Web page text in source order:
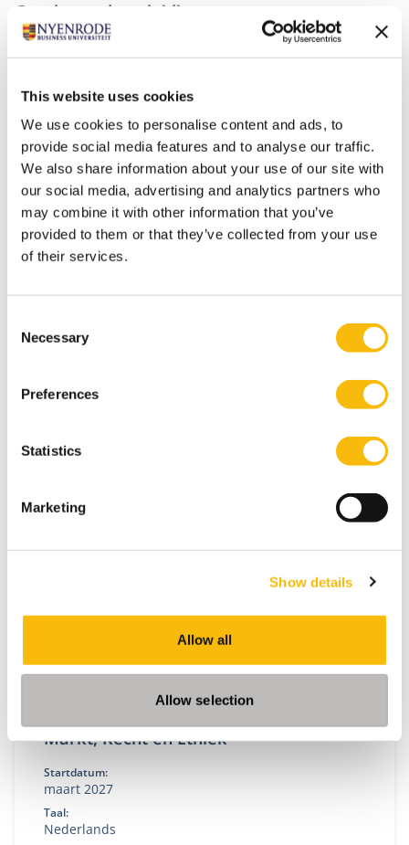
This website uses cookies
We use cookies to personalise content and ads, to
provide social media features and to analyse our traffic.
We also share information about your use of our site with
our social media, advertising and analytics partners who
may combine it with other information that you’ve
provided to them or that they’ve collected from your use
of their services.
Selection
Necessary
Preferences
Statistics
Marketing
Show details
Allow all
Allow selection
Gerelateerde opleidingen
Business Ethics in context
Engels
Breukelen
kernperspectieven markt, wetgeving en ethiek, en
deze direct toepassen op je eigen businesscase.
Markt, Recht en Ethiek
Startdatum:
maart 2027
Taal:
Nederlands